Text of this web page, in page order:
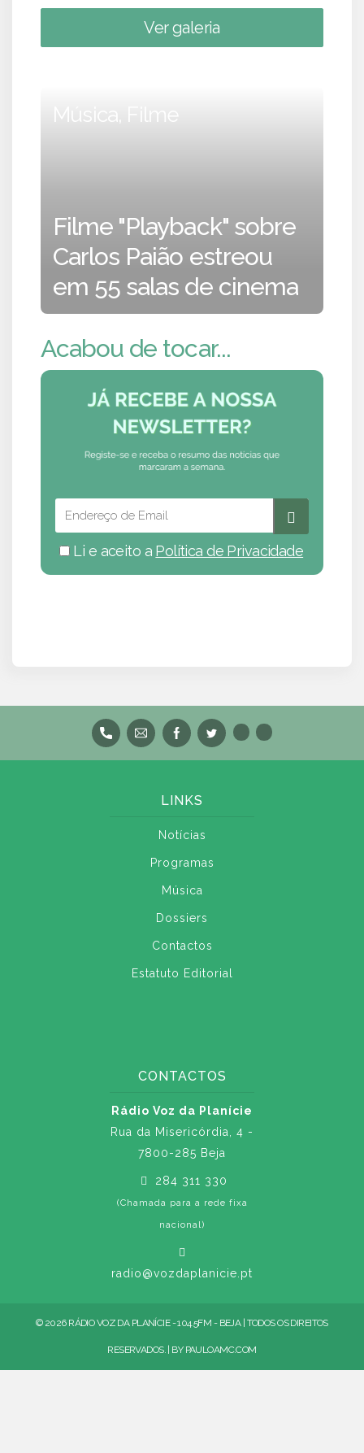
Ver galeria
Música, Filme
Filme "Playback" sobre
Carlos Paião estreou
em 55 salas de cinema
Acabou de tocar...
Li e aceito a Política de Privacidade
LINKS
Notícias
Programas
Música
Dossiers
Contactos
Estatuto Editorial
CONTACTOS
Rádio Voz da Planície
Rua da Misericórdia, 4 -
7800-285 Beja
284 311 330
(Chamada para a rede fixa
nacional)
radio@vozdaplanicie.pt
© 2026 RÁDIO VOZ DA PLANÍCIE - 104.5FM - BEJA | TODOS OS DIREITOS
RESERVADOS. | BY PAULOAMC.COM